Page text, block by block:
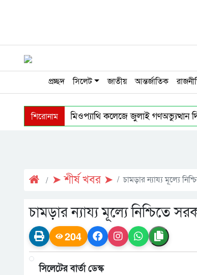
প্রচ্ছদ সিলেট জাতীয় আন্তর্জাতিক
শিরোনাম
জালালাবাদ হোমিওপ্যাথি কলেজে জুলাই গণঅভ্যুত্থান
➤ শীর্ষ খবর ➤ চামড়ার ন্যায্য মূল্যে
চামড়ার ন্যায্য মূল্যে নিশ্চিতে
204
সিলেটের বার্তা ডেস্ক